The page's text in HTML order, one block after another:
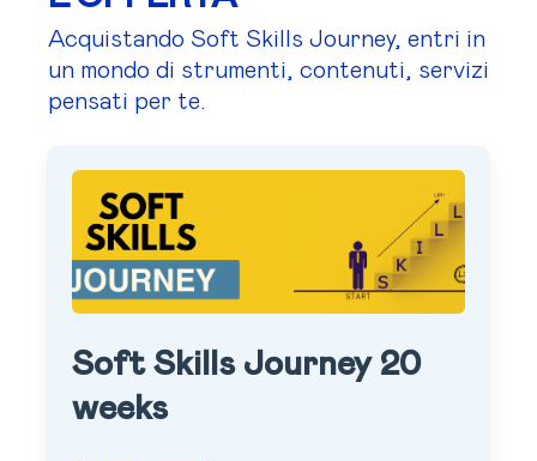
Acquistando Soft Skills Journey, entri in
un mondo di strumenti, contenuti, servizi
pensati per te.
Soft Skills Journey 20
weeks